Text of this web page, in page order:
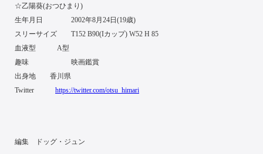
☆乙陽葵(おつひまり)
生年月日 2002年8月24日(19歳)
スリーサイズ T152 B90(Iカップ) W52 H 85
血液型 A型
趣味 映画鑑賞
出身地 香川県
Twitter https://twitter.com/otsu_himari
編集 ドッグ・ジュン